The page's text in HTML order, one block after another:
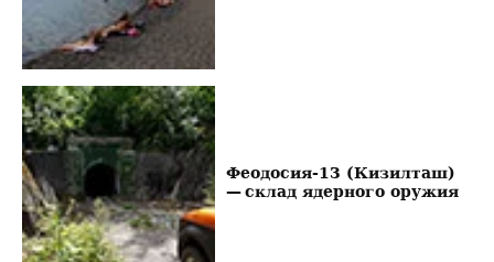
Феодосия-13 (Кизилташ)
— склад ядерного оружия